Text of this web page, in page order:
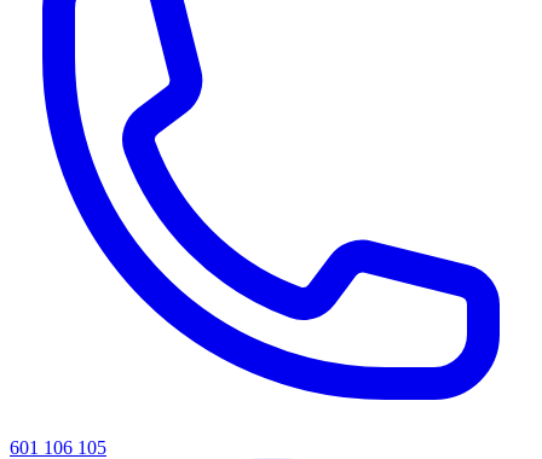
601 106 105